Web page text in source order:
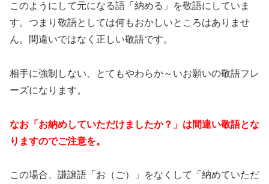
このようにして元になる語「納める」を敬語にしていま
す。つまり敬語としては何もおかしいところはありませ
ん。間違いではなく正しい敬語です。
相手に強制しない、とてもやわらか～いお願いの敬語フレ
ーズになります。
なお「お納めしていただけましたか？」は間違い敬語とな
りますのでご注意を。
この場合、謙譲語「お（ご）」をなくして「納めていただ